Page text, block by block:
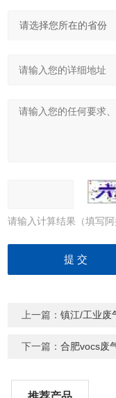
请输入计算结果（填写
上一篇：镇江/工业废
下一篇：合肥vocs废